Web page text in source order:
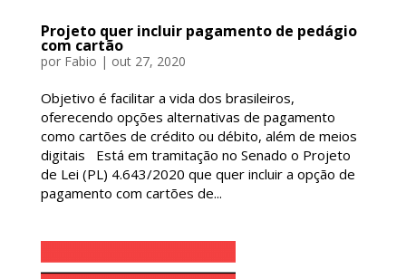
Projeto quer incluir pagamento de pedágio
com cartão
por Fabio | out 27, 2020
Objetivo é facilitar a vida dos brasileiros,
oferecendo opções alternativas de pagamento
como cartões de crédito ou débito, além de meios
digitais Está em tramitação no Senado o Projeto
de Lei (PL) 4.643/2020 que quer incluir a opção de
pagamento com cartões de...